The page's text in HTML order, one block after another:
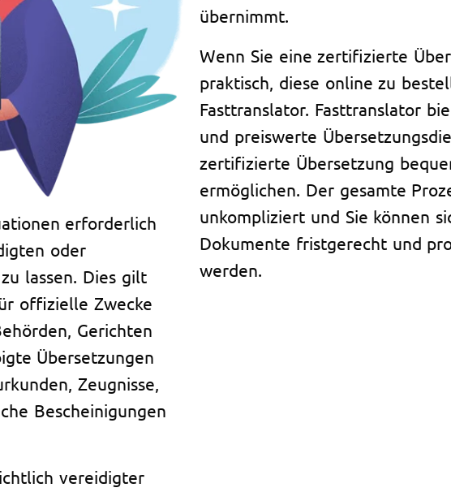
erforderlich
oder
lassen. Dies gilt
offizielle Zwecke
Gerichten
Übersetzungen
Zeugnisse,
Bescheinigungen
vereidigter
übernimmt.
Wenn Sie eine zertifizierte
praktisch, diese online zu
Fasttranslator. Fasttranslator
und preiswerte
zertifizierte Übersetzung
ermöglichen. Der gesamte
unkompliziert und Sie können
Dokumente fristgerecht und
werden.